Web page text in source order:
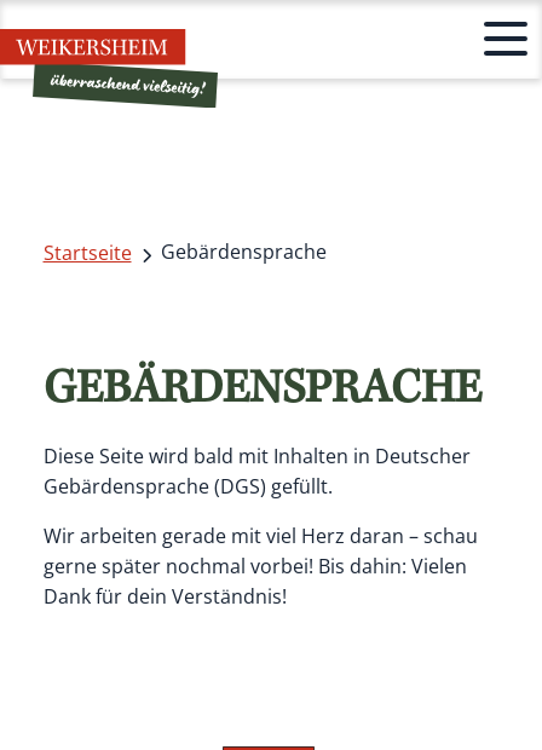
Startseite Gebärdensprache
GEBÄRDENSPRACHE
Diese Seite wird bald mit Inhalten in Deutscher
Gebärdensprache (DGS) gefüllt.
Wir arbeiten gerade mit viel Herz daran – schau
gerne später nochmal vorbei! Bis dahin: Vielen
Dank für dein Verständnis!